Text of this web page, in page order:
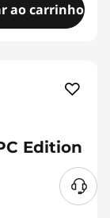
ao carrinho
Edition